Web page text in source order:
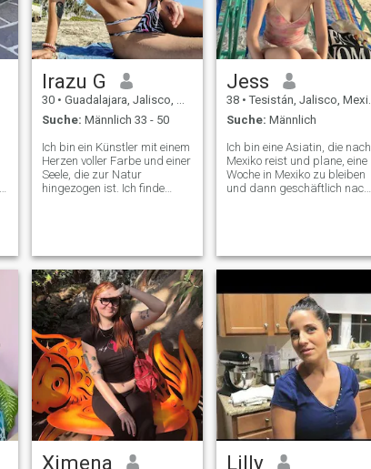
Irazu G
30 • Guadalajara, Jalisco, Mexiko
Suche: Männlich 33 - 50
Ich bin ein Künstler mit einem
Herzen voller Farbe und einer
Seele, die zur Natur
hingezogen ist. Ich finde
Jess
38 • Tesistán, Jalisco, Mexiko
Suche: Männlich
Ich bin eine Asiatin, die nach
Mexiko reist und plane, eine
Woche in Mexiko zu bleiben
und dann geschäftlich nach
Ximena Lilly